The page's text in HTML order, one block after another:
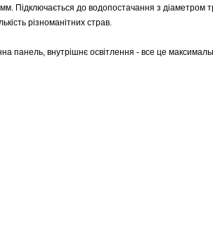
Підключається до водопостачання з діаметром
різноманітних страв.
панель, внутрішнє освітлення - все це